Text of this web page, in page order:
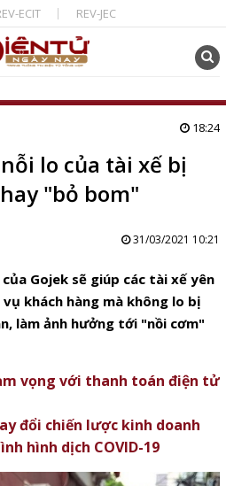
ECIT REV-JEC
18:24
lo của tài xế bị
"bỏ bom"
31/03/2021 10:21
Gojek sẽ giúp các tài xế yên
khách hàng mà không lo bị
làm ảnh hưởng tới "nồi cơm"
vọng với thanh toán điện tử
đổi chiến lược kinh doanh
hình dịch COVID-19